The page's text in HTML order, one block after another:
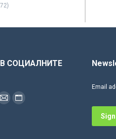
СОЦИАЛНИТЕ
Mail Website
Email